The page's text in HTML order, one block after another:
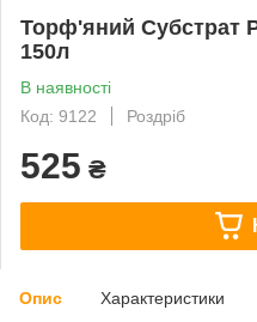
Торф'яний Субстрат
150л
В наявності
Код: 9122
Роздріб
525 ₴
Опис Характеристики